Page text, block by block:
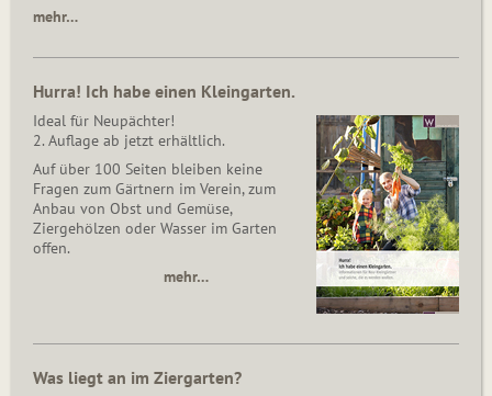
mehr…
Hurra! Ich habe einen Kleingarten.
Ideal für Neupächter!
2. Auflage ab jetzt erhältlich.
Auf über 100 Seiten bleiben keine
Fragen zum Gärtnern im Verein, zum
Anbau von Obst und Gemüse,
Ziergehölzen oder Wasser im Garten
offen.
mehr…
Was liegt an im Ziergarten?